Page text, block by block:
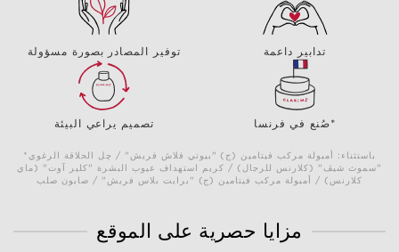
توفير المصادر بصورة مسؤولة تدابير داعمة
تصميم يراعي البيئة صُنع في فرنسا*
*باستثناء: أمبولة مركب فيتامين (ج) "بيوتي فلاش فريش" / چل الحلاقة الرغوي
"سموث شيڤ" (كلارنس للرجال) / كريم استهداف عيوب البشرة "كلير آوت" (ماي
كلارنس) / أمبولة مركب فيتامين (ج) "برايت بلاس فريش" / صابون صلب
مزايا حصرية على الموقع